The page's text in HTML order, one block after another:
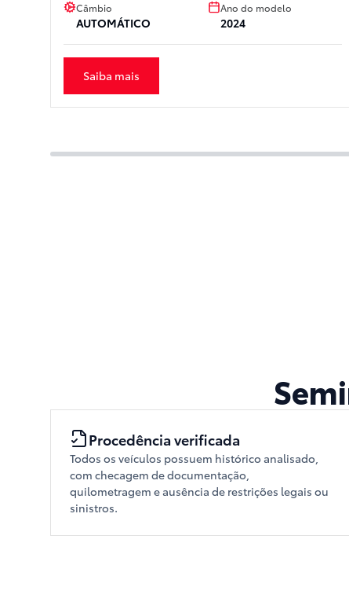
Câmbio
AUTOMÁTICO
Ano do modelo
2024
Saiba mais
Procedência verificada
Todos os veículos possuem histórico analisado,
com checagem de documentação,
quilometragem e ausência de restrições legais ou
sinistros.